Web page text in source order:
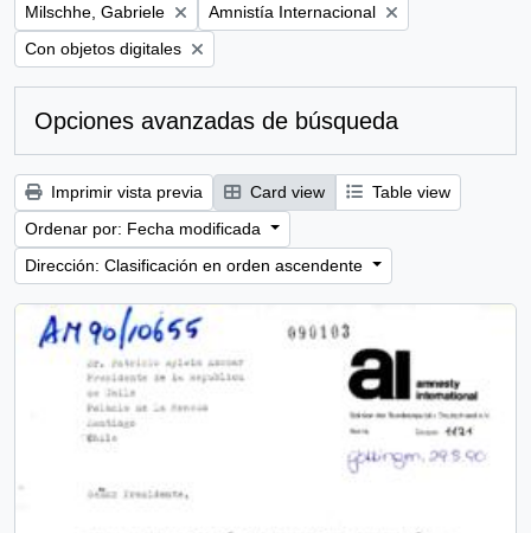
Remove filter:
Milschhe, Gabriele Remove filter:
Amnistía Internacional
Remove filter:
Con objetos digitales
Opciones avanzadas de búsqueda
Imprimir vista previa Card view
Table view
Ordenar por: Fecha modificada
Dirección: Clasificación en orden ascendente